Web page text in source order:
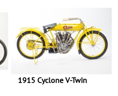
1915 Cyclone V-Twin